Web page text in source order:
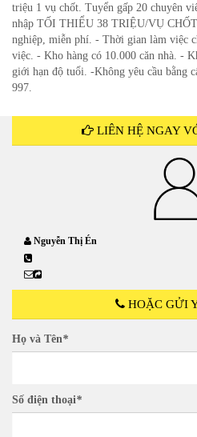
triệu 1 vụ chốt. Tuyển gấp 20 chuyên
nhập TỐI THIỂU 38 TRIỆU/VỤ
nghiệp, miễn phí. - Thời gian làm việc
việc. - Kho hàng có 10.000 căn nhà. -
giới hạn độ tuổi. -Không yêu cầu bằng
997.
LIÊN HỆ NGAY
Nguyễn Thị Én
HOẶC GỬI
Họ và Tên*
Số điện thoại*